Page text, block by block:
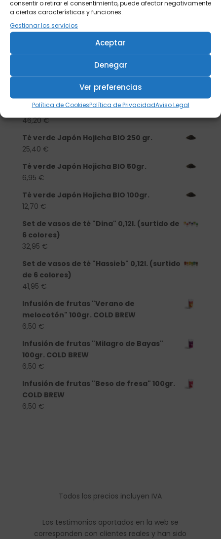
consentir o retirar el consentimiento, puede afectar negativamente
a ciertas características y funciones.
Gestionar los servicios
Aceptar
Denegar
Ver preferencias
Política de CookiesPolítica de PrivacidadAviso Legal
Productos
Tisanera "Christmas Cats" 0,25l.
Té verde Japón Hojicha BIO 500 gr.
46,20€
Té verde Japón Hojicha BIO 250 gr.
25,40 €
Té verde Japón Hojicha BIO 50gr.
6,95 €
Té verde Japón Hojicha BIO 100gr.
12,70 €
Set de vasos de té "Dina" 0,12l. (surtido de
6 colores)
32,95 €
Set de vasos de té "Hassieb" 0,12l. (surtido
de 6 colores)
41,95 €
Infusión de frutas "Verano de
melocotón" 100gr. COLD BREW
6,50 €
Infusión de frutas "Milagro de Bayas"
100gr. COLD BREW
6,50 €
Infusión de frutas "Beso de fresa" 100gr.
COLD BREW
6,50 €
Todos los precios incluyen IVA
Los testimonios aportados en la web se
corresponden con clientes reales y han sido